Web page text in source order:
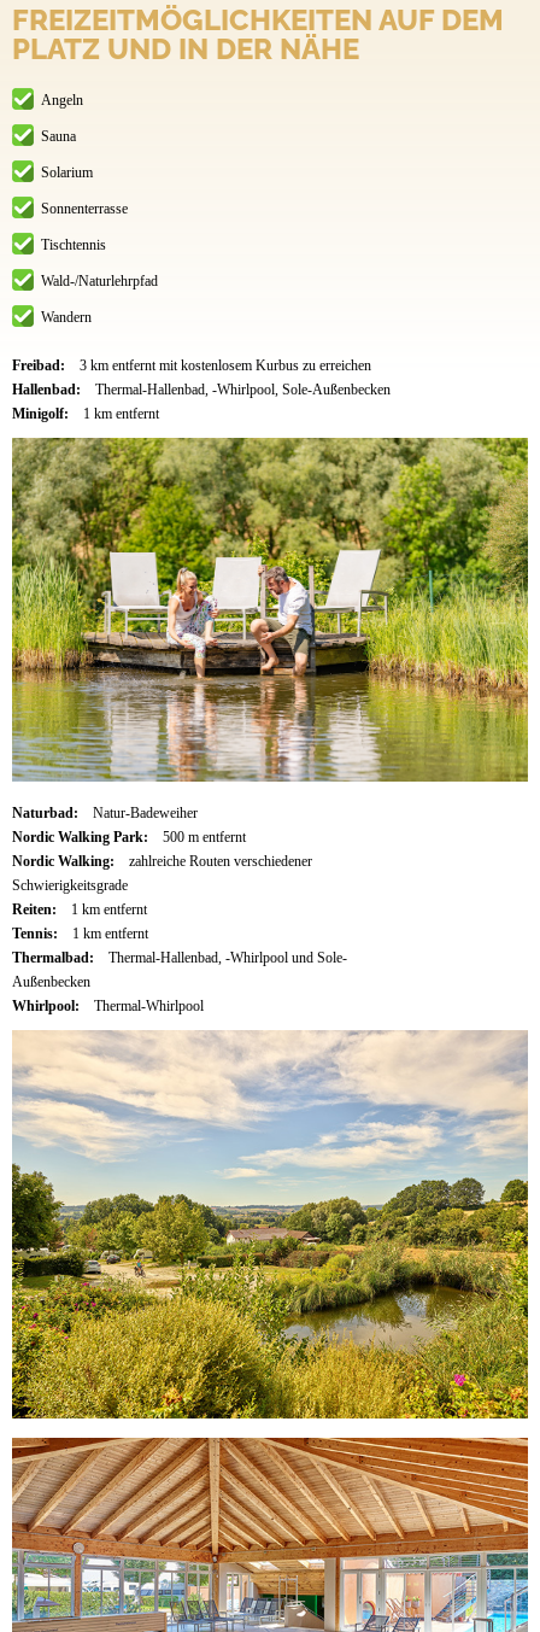
FREIZEITMÖGLICHKEITEN AUF DEM
PLATZ UND IN DER NÄHE
Angeln
Sauna
Solarium
Sonnenterrasse
Tischtennis
Wald-/Naturlehrpfad
Wandern
Freibad:
3 km entfernt mit kostenlosem Kurbus zu erreichen
Hallenbad:
Thermal-Hallenbad, -Whirlpool, Sole-Außenbecken
Minigolf:
1 km entfernt
Naturbad:
Natur-Badeweiher
Nordic Walking Park:
500 m entfernt
Nordic Walking:
zahlreiche Routen verschiedener
Schwierigkeitsgrade
Reiten:
1 km entfernt
Tennis:
1 km entfernt
Thermalbad:
Thermal-Hallenbad, -Whirlpool und Sole-
Außenbecken
Whirlpool:
Thermal-Whirlpool